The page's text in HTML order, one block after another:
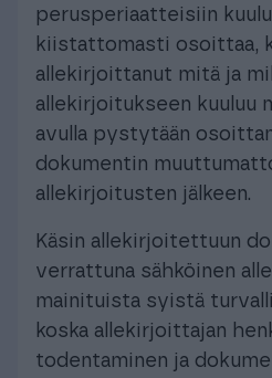
perusperiaatteisiin
kiistattomasti osoittaa,
allekirjoittanut mitä ja
allekirjoitukseen kuuluu
avulla pystytään
dokumentin
allekirjoitusten jälkeen.
Käsin allekirjoitettuun
verrattuna sähköinen
mainituista syistä
koska allekirjoittajan
todentaminen ja